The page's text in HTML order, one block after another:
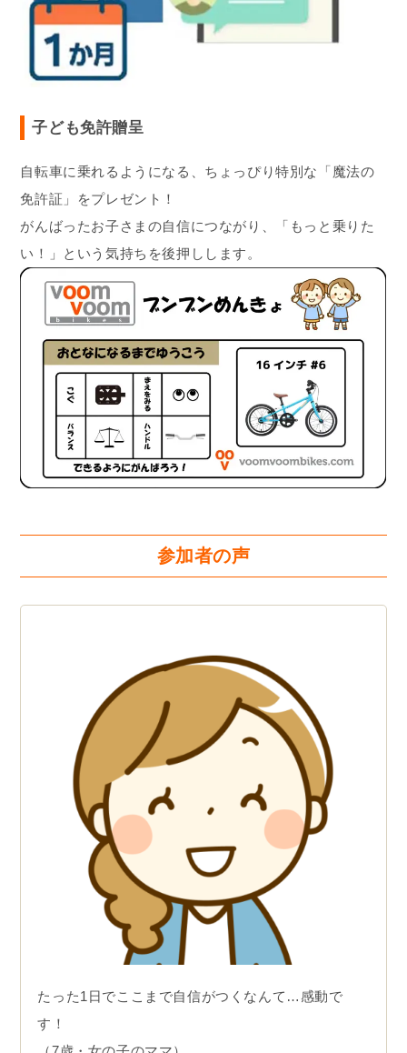
子ども免許贈呈
自転車に乗れるようになる、ちょっぴり特別な「魔法の
免許証」をプレゼント！
がんばったお子さまの自信につながり、「もっと乗りた
い！」という気持ちを後押しします。
参加者の声
たった1日でここまで自信がつくなんて…感動で
す！